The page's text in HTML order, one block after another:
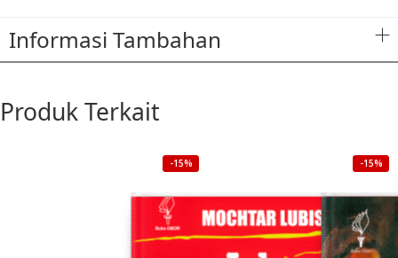
Informasi Tambahan
Produk Terkait
-15% -15%